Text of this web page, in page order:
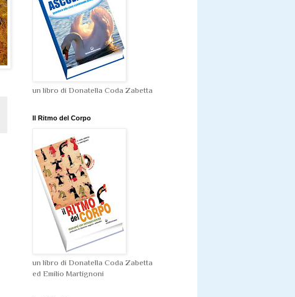
un libro di Donatella Coda Zabetta
Il Ritmo del Corpo
un libro di Donatella Coda Zabetta
ed Emilio Martignoni